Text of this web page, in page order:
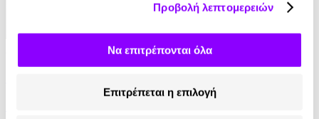
Προβολή λεπτομερειών
Να επιτρέπονται όλα
Επιτρέπεται η επιλογή
• 1 Credit